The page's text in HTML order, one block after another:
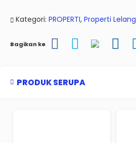
Kategori: PROPERTI, Properti Lelang
Bagikan ke
PRODUK SERUPA